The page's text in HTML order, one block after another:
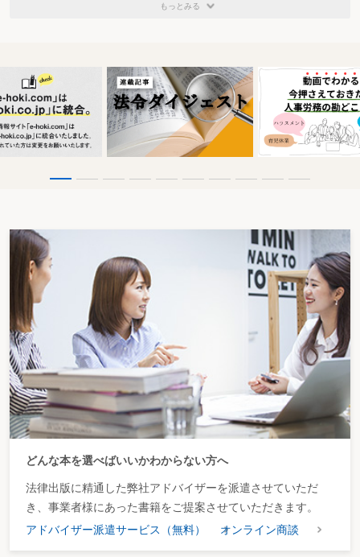
もっとみる
どんな本を選べばいいかわからない方へ
法律出版に精通した弊社アドバイザーを派遣させていただ
き、事業者様にあった書籍をご提案させていただきます。
アドバイザー派遣サービス（無料）
オンライン商談